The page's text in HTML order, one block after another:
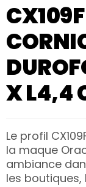
X L4,4
Le profil
la maque
ambiance
les